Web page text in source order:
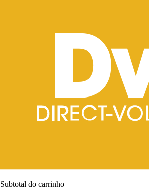
Subtotal do carrinho